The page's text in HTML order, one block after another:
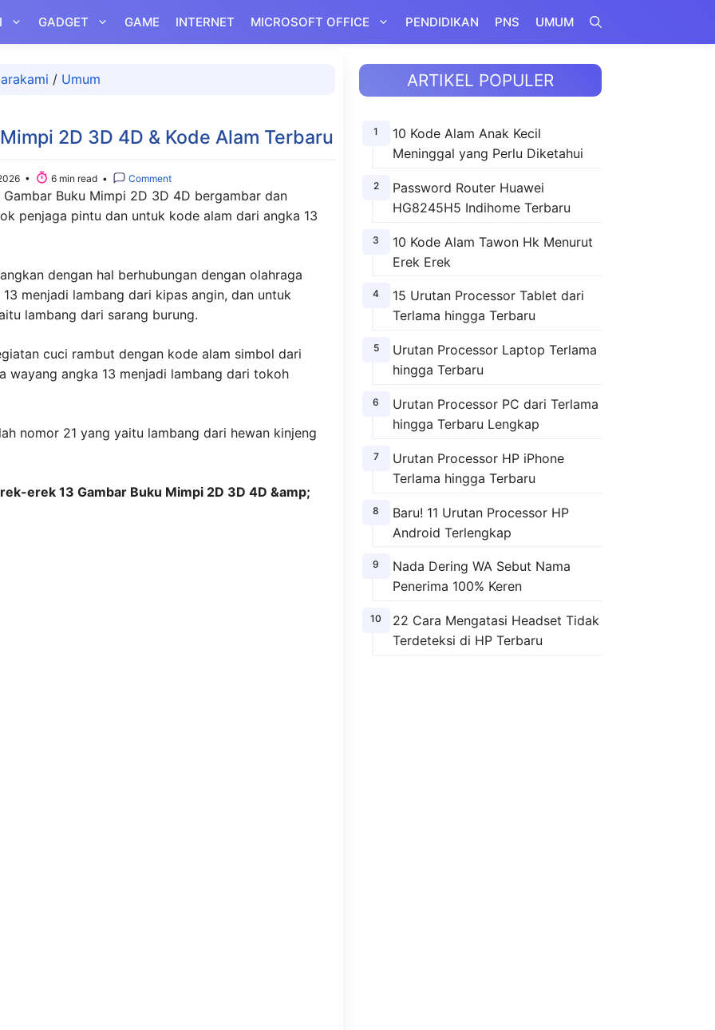
GADGET GAME INTERNET MICROSOFT OFFICE PENDIDIKAN PNS UMUM
/ Umum
2D 3D 4D & Kode Alam Terbaru
• 6 min read • Comment
Gambar Buku Mimpi 2D 3D 4D bergambar dan
penjaga pintu dan untuk kode alam dari angka 13
dengan hal berhubungan dengan olahraga
menjadi lambang dari kipas angin, dan untuk
lambang dari sarang burung.
cuci rambut dengan kode alam simbol dari
wayang angka 13 menjadi lambang dari tokoh
nomor 21 yang yaitu lambang dari hewan kinjeng
erek 13 Gambar Buku Mimpi 2D 3D 4D &amp;
ARTIKEL POPULER
10 Kode Alam Anak Kecil
Meninggal yang Perlu Diketahui
Password Router Huawei
HG8245H5 Indihome Terbaru
10 Kode Alam Tawon Hk Menurut
Erek Erek
15 Urutan Processor Tablet dari
Terlama hingga Terbaru
Urutan Processor Laptop Terlama
hingga Terbaru
Urutan Processor PC dari Terlama
hingga Terbaru Lengkap
Urutan Processor HP iPhone
Terlama hingga Terbaru
Baru! 11 Urutan Processor HP
Android Terlengkap
Nada Dering WA Sebut Nama
Penerima 100% Keren
22 Cara Mengatasi Headset Tidak
Terdeteksi di HP Terbaru